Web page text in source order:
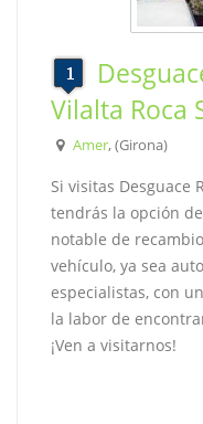
Vilalta Roca
Amer, (Girona)
Si visitas Desguace
tendrás la opción
notable de
vehículo, ya sea
especialistas, con
la labor de
¡Ven a visitarnos!